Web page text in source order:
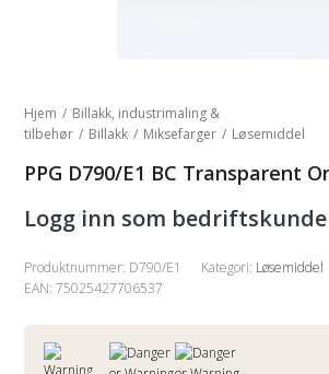
Hjem / Billakk, industrimaling &
tilbehør / Billakk / Miksefarger / Løsemiddel
PPG D790/E1 BC Transparent
Logg inn som
Produktnummer: D790/E1 Kategori: Løsemiddel
EAN: 75025427706537